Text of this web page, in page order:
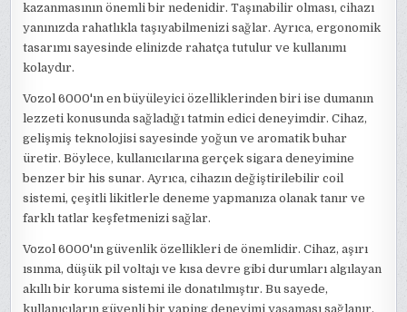
kazanmasının önemli bir nedenidir. Taşınabilir olması, cihazı
yanınızda rahatlıkla taşıyabilmenizi sağlar. Ayrıca, ergonomik
tasarımı sayesinde elinizde rahatça tutulur ve kullanımı
kolaydır.
Vozol 6000'ın en büyüleyici özelliklerinden biri ise dumanın
lezzeti konusunda sağladığı tatmin edici deneyimdir. Cihaz,
gelişmiş teknolojisi sayesinde yoğun ve aromatik buhar
üretir. Böylece, kullanıcılarına gerçek sigara deneyimine
benzer bir his sunar. Ayrıca, cihazın değiştirilebilir coil
sistemi, çeşitli likitlerle deneme yapmanıza olanak tanır ve
farklı tatlar keşfetmenizi sağlar.
Vozol 6000'ın güvenlik özellikleri de önemlidir. Cihaz, aşırı
ısınma, düşük pil voltajı ve kısa devre gibi durumları algılayan
akıllı bir koruma sistemi ile donatılmıştır. Bu sayede,
kullanıcıların güvenli bir vaping deneyimi yaşaması sağlanır.